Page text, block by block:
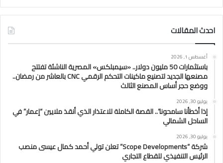
احدث المقالات
أغسطس 1, 2026
باستثمارات 50 مليون دولار.. «سيمبلكس» المصرية الناشئة تفتتح
مصنعها الجديد لتصنيع ماكينات التحكم الرقمي CNC بالعاشر من رمضان..
ووضع حجر أساس المصنع الثالث
يوليو 30, 2026
إذا أخطأنا سامحونا”.. القصة الكاملة للاعتذار الذي أنقذ ملايين “إعمار” في
الساحل الشمالي
يوليو 30, 2026
شركة “Scope Developments” تعلن تولي أحمد كمال عيسى منصب
الرئيس التنفيذي للقطاع التجاري